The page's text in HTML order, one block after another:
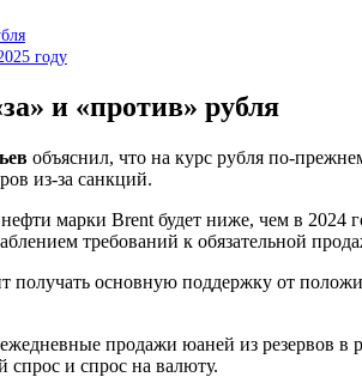
году
и «против» рубля
объяснил, что на курс рубля по-
из-за санкций.
марки Brent будет ниже, чем в
требований к обязательной
получать основную поддержку от
продажи юаней из резервов
спрос и спрос на валюту.